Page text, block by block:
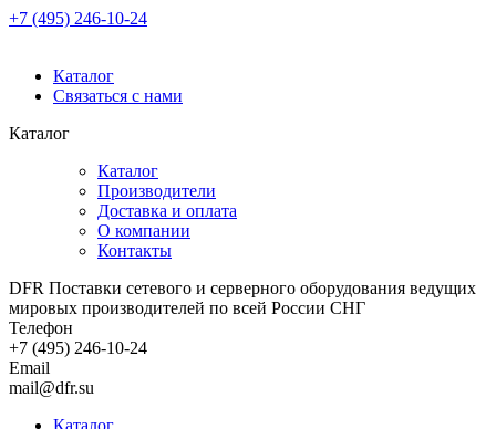
+7 (495) 246-10-24
Каталог
Связаться с нами
Каталог
Каталог
Производители
Доставка и оплата
О компании
Контакты
DFR Поставки сетевого и серверного оборудования ведущих
мировых производителей по всей России СНГ
Телефон
+7 (495) 246-10-24
Email
mail@dfr.su
Каталог